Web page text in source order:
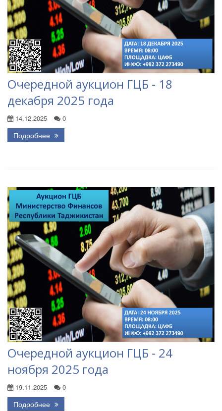
Очередной аукцион ГЦБ - 18
декабря 2025 года
14.12.2025 0
Подробнее
Очередной аукцион ГЦБ - 24
ноября 2025 года
19.11.2025 0
Подробнее